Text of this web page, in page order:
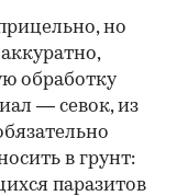
но
обработку
— севок, из
в грунт:
паразитов